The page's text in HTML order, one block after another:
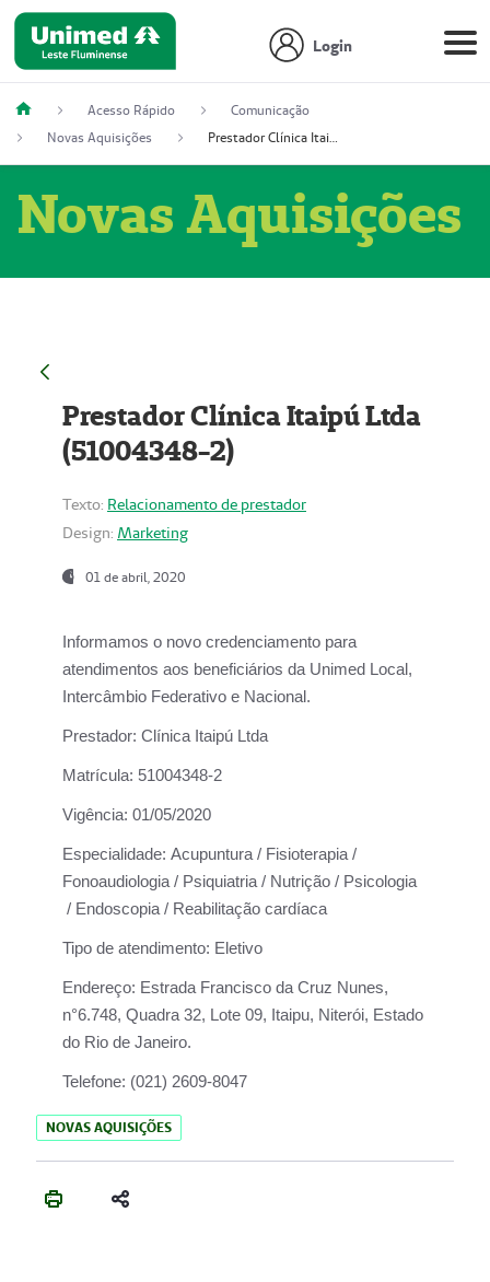
Login
Acesso Rápido
Comunicação
Novas Aquisições
Prestador Clínica Itaipú Ltda (51004348-2)
Novas Aquisições
Prestador Clínica Itaipú Ltda
(51004348-2)
Texto: Relacionamento de prestador
Design: Marketing
01 de abril, 2020
Informamos o novo credenciamento para
atendimentos aos beneficiários da Unimed Local,
Intercâmbio Federativo e Nacional.
Prestador: Clínica Itaipú Ltda
Matrícula: 51004348-2
Vigência: 01/05/2020
Especialidade: Acupuntura / Fisioterapia /
Fonoaudiologia / Psiquiatria / Nutrição / Psicologia
/ Endoscopia / Reabilitação cardíaca
Tipo de atendimento: Eletivo
Endereço: Estrada Francisco da Cruz Nunes,
n°6.748, Quadra 32, Lote 09, Itaipu, Niterói, Estado
do Rio de Janeiro.
Telefone: (021) 2609-8047
NOVAS AQUISIÇÕES